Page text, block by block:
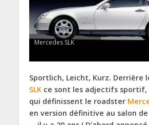
Mercedes SLK
Sportlich, Leicht, Kurz. Derrière
SLKce sont les adjectifs sportif,
qui définissent le roadster
en version définitive au salon